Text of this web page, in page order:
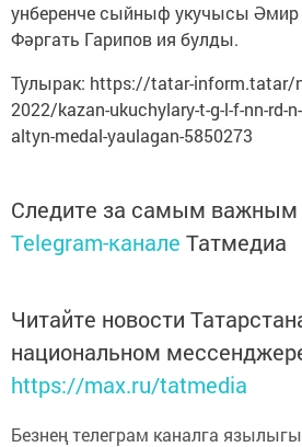
унберенче сыйныф укучысы Әмир
Фәргать Гарипов ия булды.
Тулырак: https://tatar-inform.tatar/
2022/kazan-ukuchylary-t-g-l-f-nn-rd-
altyn-medal-yaulagan-5850273
Следите за самым важным
Telegram-канале Татмедиа
Читайте новости
национальном
https://max.ru/tatmedia
Безнең телеграм каналга